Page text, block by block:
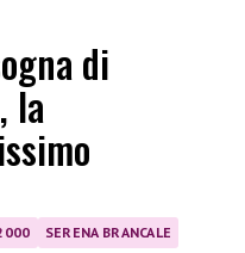
di
la
SERENA BRANCALE